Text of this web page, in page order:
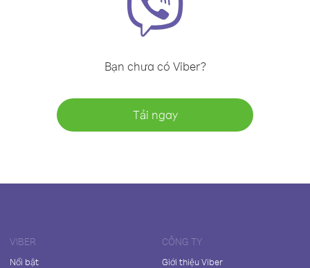
Bạn chưa có Viber?
Tải ngay
VIBER
Nổi bật
CÔNG TY
Giới thiệu Viber